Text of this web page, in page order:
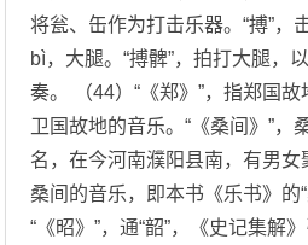
将瓮、缶作为打击乐器。“搏”，
bì，大腿。“搏髀”，拍打大腿，
奏。 （44）“《郑》”，指郑国故
卫国故地的音乐。“《桑间》”，
名，在今河南濮阳县南，有男
桑间的音乐，即本书《乐书》的“
“《昭》”，通“韶”，《史记集解